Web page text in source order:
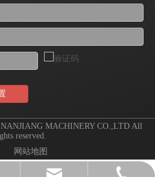
MACHINERY CO.,LTD All
reserved.
网站地图